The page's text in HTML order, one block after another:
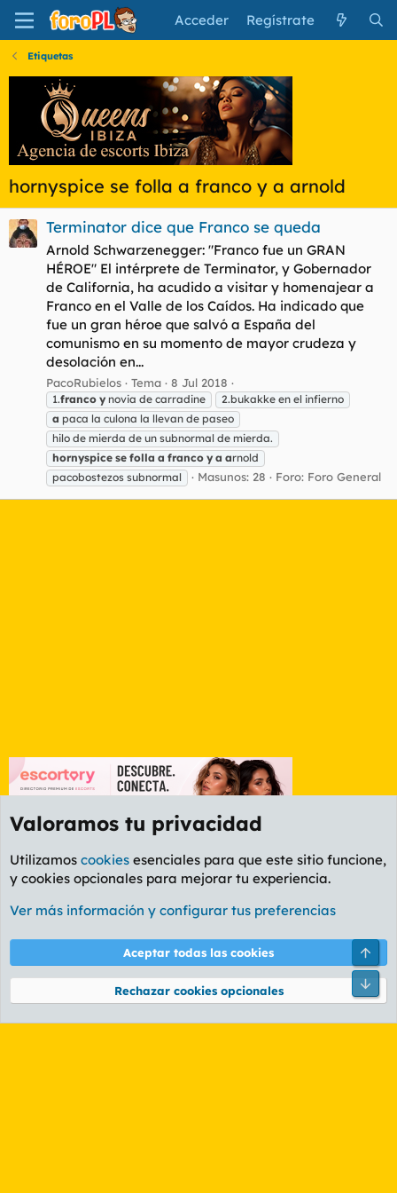
Acceder Regístrate
Etiquetas
hornyspice se folla a franco y a arnold
Terminator dice que Franco se queda
Arnold Schwarzenegger: "Franco fue un GRAN
HÉROE" El intérprete de Terminator, y Gobernador
de California, ha acudido a visitar y homenajear a
Franco en el Valle de los Caídos. Ha indicado que
fue un gran héroe que salvó a España del
comunismo en su momento de mayor crudeza y
desolación en...
PacoRubielos Tema 8 Jul 2018
1.franco y novia de carradine
2.bukakke en el infierno
a paca la culona la llevan de paseo
hilo de mierda de un subnormal de mierda.
hornyspice se folla a franco y a arnold
pacobostezos subnormal
Masunos: 28 Foro: Foro General
Etiquetas
Cookies
PL OLDSTYLE AMARILLO
Términos y reglas Política de privacidad Ayuda
Community platform by XenForo® © 2010-2026 XenForo Ltd.
Valoramos tu privacidad
Utilizamos cookies esenciales para que este sitio funcione,
y cookies opcionales para mejorar tu experiencia.
Ver más información y configurar tus preferencias
Aceptar todas las cookies
Rechazar cookies opcionales
Pie